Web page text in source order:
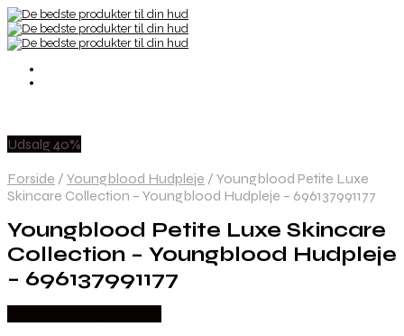
Udsalg 40%
Forside / Youngblood Hudpleje / Youngblood Petite Luxe
Skincare Collection – Youngblood Hudpleje – 696137991177
Youngblood Petite Luxe Skincare
Collection – Youngblood Hudpleje
– 696137991177